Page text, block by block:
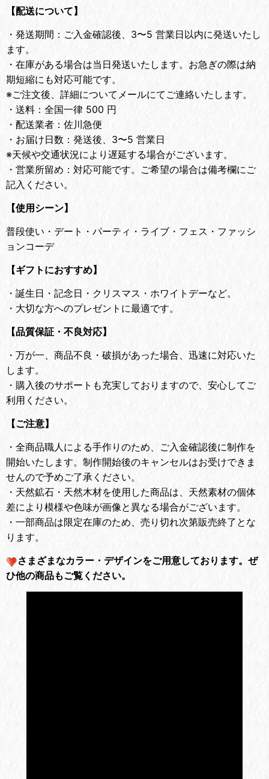
【配送について】
・ 発送期間：ご入金確認後、3〜5 営業日以内に発送いたし
ます。
・ 在庫がある場合は当日発送いたします。お急ぎの際は納
期短縮にも対応可能です。
※ご注文後、詳細についてメールにてご連絡いたします。
・ 送料：全国一律 500 円
・ 配送業者：佐川急便
・ お届け日数：発送後、3〜5 営業日
※天候や交通状況により遅延する場合がございます。
・ 営業所留め：対応可能です。ご希望の場合は備考欄にご
記入ください。
【使用シーン】
普段使い・デート・パーティ・ライブ・フェス・ファッシ
ョンコーデ
【ギフトにおすすめ】
・ 誕生日・記念日・クリスマス・ホワイトデーなど。
・ 大切な方へのプレゼントに最適です。
【品質保証・不良対応】
・ 万が一、商品不良・破損があった場合、迅速に対応いた
します。
・ 購入後のサポートも充実しておりますので、安心してご
利用ください。
【ご注意】
・全商品職人による手作りのため、ご入金確認後に制作を
開始いたします。 制作開始後のキャンセルはお受けできま
せんので予めご了承ください。
・天然鉱石・天然木材を使用した商品は、天然素材の個体
差により模様や色味が画像と異なる場合がございます。
・一部商品は限定在庫のため、売り切れ次第販売終了とな
ります。
さまざまなカラー・デザインをご用意しております。 ぜ
ひ他の商品もご覧ください。